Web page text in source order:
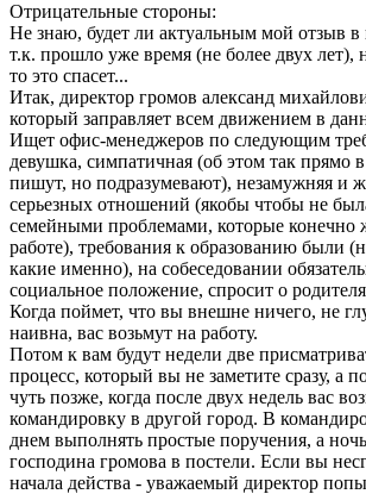
Отрицательные стороны:
Не знаю, будет ли актуальным мой отзыв в
т.к. прошло уже время (не более двух лет),
то это спасет...
Итак, директор громов александ
который заправляет всем движением в
Ищет офис-менеджеров по следующим
девушка, симпатичная (об этом так прямо
пишут, но подразумевают), незамужняя и
серьезных отношений (якобы чтобы не
семейными проблемами, которые
работе), требования к образованию были
какие именно), на собеседовании
социальное положение, спросит о
Когда поймет, что вы внешне ничего, не
наивна, вас возьмут на работу.
Потом к вам будут недели две
процесс, который вы не заметите сразу, а
чуть позже, когда после двух недель вас
командировку в другой город. В
днем выполнять простые поручения, а
господина громова в постели. Если вы
начала действа - уважаемый директор